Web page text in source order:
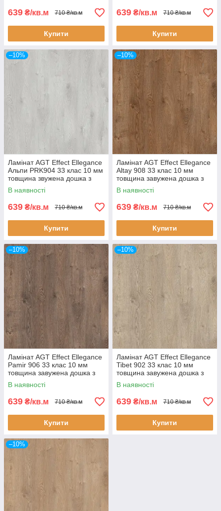
639 ₴/кв.м 710 ₴/кв.м
Купити
639 ₴/кв.м 710 ₴/кв.м
Купити
–10%
Ламінат AGT Effect Ellegance
Альпи PRK904 33 клас 10 мм
товщина звужена дошка з
фаскою
В наявності
639 ₴/кв.м 710 ₴/кв.м
Купити
–10%
Ламінат AGT Effect Ellegance
Altay 908 33 клас 10 мм
товщина завужена дошка з
фаскою
В наявності
639 ₴/кв.м 710 ₴/кв.м
Купити
–10%
Ламінат AGT Effect Ellegance
Pamir 906 33 клас 10 мм
товщина завужена дошка з
фаскою
В наявності
639 ₴/кв.м 710 ₴/кв.м
Купити
–10%
Ламінат AGT Effect Ellegance
Tibet 902 33 клас 10 мм
товщина завужена дошка з
фаскою
В наявності
639 ₴/кв.м 710 ₴/кв.м
Купити
–10%